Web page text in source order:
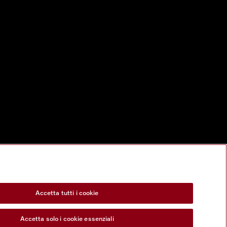
Accetta tutti i cookie
Accetta solo i cookie essenziali